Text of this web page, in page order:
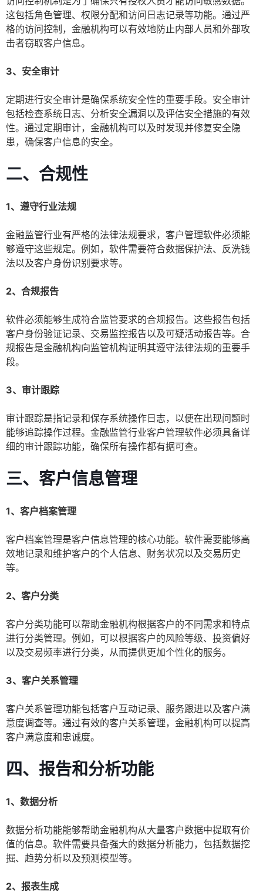
这包括角色管理、权限分配和访问日志记录等功能。通过严
格的访问控制，金融机构可以有效地防止内部人员和外部攻
击者窃取客户信息。
3、安全审计
定期进行安全审计是确保系统安全性的重要手段。安全审计
包括检查系统日志、分析安全漏洞以及评估安全措施的有效
性。通过定期审计，金融机构可以及时发现并修复安全隐
患，确保客户信息的安全。
二、合规性
1、遵守行业法规
金融监管行业有严格的法律法规要求，客户管理软件必须能
够遵守这些规定。例如，软件需要符合数据保护法、反洗钱
法以及客户身份识别要求等。
2、合规报告
软件必须能够生成符合监管要求的合规报告。这些报告包括
客户身份验证记录、交易监控报告以及可疑活动报告等。合
规报告是金融机构向监管机构证明其遵守法律法规的重要手
段。
3、审计跟踪
审计跟踪是指记录和保存系统操作日志，以便在出现问题时
能够追踪操作过程。金融监管行业客户管理软件必须具备详
细的审计跟踪功能，确保所有操作都有据可查。
三、客户信息管理
1、客户档案管理
客户档案管理是客户信息管理的核心功能。软件需要能够高
效地记录和维护客户的个人信息、财务状况以及交易历史
等。
2、客户分类
客户分类功能可以帮助金融机构根据客户的不同需求和特点
进行分类管理。例如，可以根据客户的风险等级、投资偏好
以及交易频率进行分类，从而提供更加个性化的服务。
3、客户关系管理
客户关系管理功能包括客户互动记录、服务跟进以及客户满
意度调查等。通过有效的客户关系管理，金融机构可以提高
客户满意度和忠诚度。
四、报告和分析功能
1、数据分析
数据分析功能能够帮助金融机构从大量客户数据中提取有价
值的信息。软件需要具备强大的数据分析能力，包括数据挖
掘、趋势分析以及预测模型等。
2、报表生成